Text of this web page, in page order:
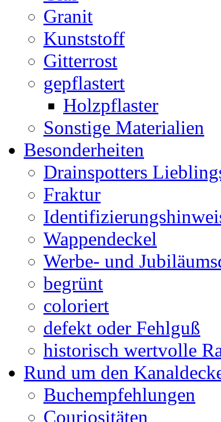
Granit
Kunststoff
Gitterrost
gepflastert
Holzpflaster
Sonstige Materialien
Besonderheiten
Drainspotters
Fraktur
Wappendeckel
Werbe- und
begrünt
coloriert
defekt oder Fehlguß
historisch wertvolle
Rund um den
Buchempfehlungen
Couriositäten